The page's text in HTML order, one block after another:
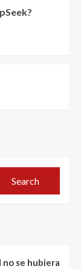
Search
no se hubiera